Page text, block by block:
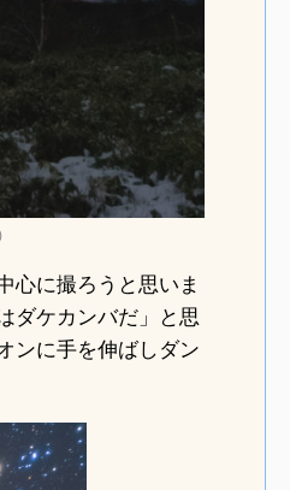
心に撮ろうと思いま
ダケカンバだ」と思
ンに手を伸ばしダン